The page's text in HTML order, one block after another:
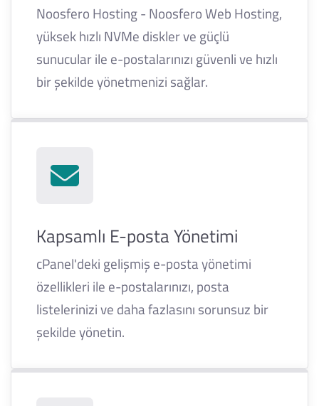
Noosfero Hosting - Noosfero Web Hosting,
yüksek hızlı NVMe diskler ve güçlü
sunucular ile e-postalarınızı güvenli ve hızlı
bir şekilde yönetmenizi sağlar.
Kapsamlı E-posta Yönetimi
cPanel'deki gelişmiş e-posta yönetimi
özellikleri ile e-postalarınızı, posta
listelerinizi ve daha fazlasını sorunsuz bir
şekilde yönetin.